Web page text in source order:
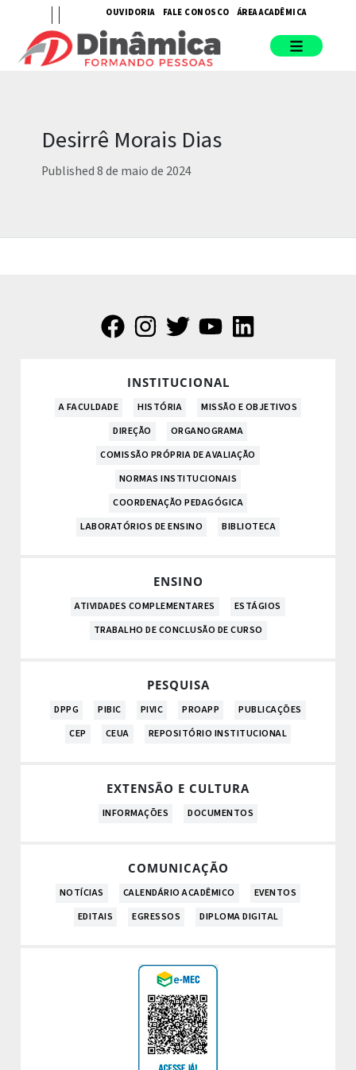
OUVIDORIA FALE CONOSCO ÁREA ACADÊMICA
Desirrê Morais Dias
Published 8 de maio de 2024
INSTITUCIONAL
A FACULDADE HISTÓRIA
MISSÃO E OBJETIVOS
DIREÇÃO
ORGANOGRAMA
COMISSÃO PRÓPRIA DE AVALIAÇÃO
NORMAS INSTITUCIONAIS
COORDENAÇÃO PEDAGÓGICA
LABORATÓRIOS DE ENSINO
BIBLIOTECA
ENSINO
ATIVIDADES COMPLEMENTARES
ESTÁGIOS
TRABALHO DE CONCLUSÃO DE CURSO
PESQUISA
DPPG PIBIC PIVIC PROAPP
PUBLICAÇÕES
CEP
CEUA REPOSITÓRIO INSTITUCIONAL
EXTENSÃO E CULTURA
INFORMAÇÕES DOCUMENTOS
COMUNICAÇÃO
NOTÍCIAS CALENDÁRIO ACADÊMICO
EVENTOS
EDITAIS
EGRESSOS DIPLOMA DIGITAL